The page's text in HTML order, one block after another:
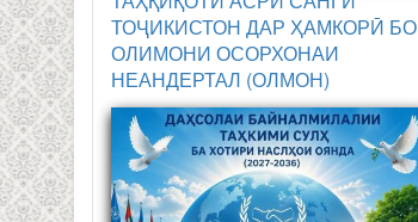
ТОҶИКИСТОН ДАР ҲАМКОРӢ БО
ОЛИМОНИ ОСОРХОНАИ
НЕАНДЕРТАЛ (ОЛМОН)